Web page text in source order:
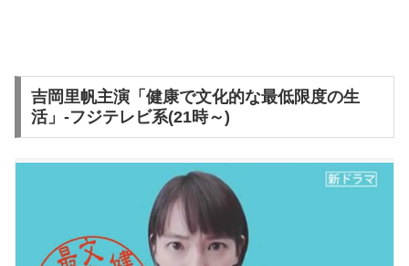
吉岡里帆主演「健康で文化的な最低限度の生
活」-フジテレビ系(21時～)